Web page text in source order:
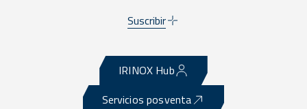
Suscribir
IRINOX Hub
Servicios posventa